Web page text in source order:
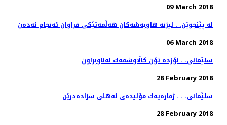
09 March 2018
له‌ پێنجوێن. . لیژنه‌ هاوبه‌شه‌كان هه‌ڵمه‌تێكی فراوان ئه‌نجام ئه‌ده‌ن
06 March 2018
سلێمانی. . نۆزده‌ تۆن كاڵاوشمه‌ك له‌ناوبراون
28 February 2018
سلێمانی. . . ژماره‌یه‌ك مۆلیده‌ی ئه‌هلی سزاده‌درێن
28 February 2018